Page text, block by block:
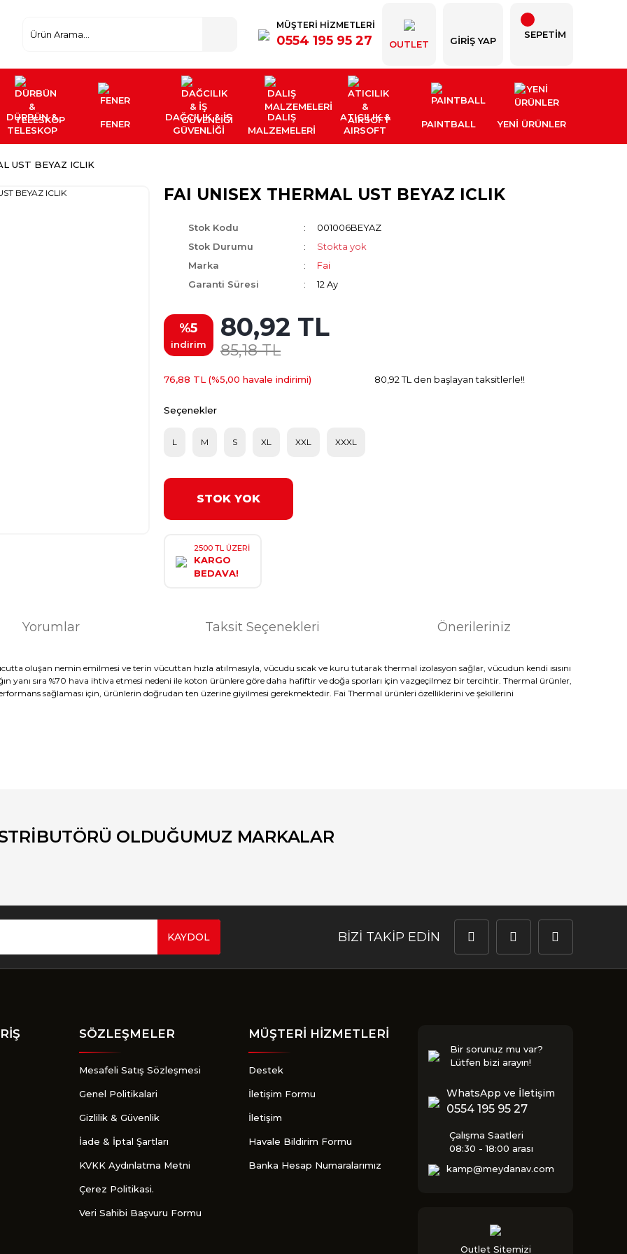
MÜŞTERİ HİZMETLERİ
0554 195 95 27 OUTLET GIRIŞ YAP
SEPETİM
DÜRBÜN &
TELESKOP
FENER
DAĞCILIK & İŞ
GÜVENLİĞİ
DALIŞ
MALZEMELERİ
ATICILIK &
AIRSOFT
PAINTBALL YENI ÜRÜNLER
UST BEYAZ ICLIK
FAI UNISEX THERMAL UST BEYAZ ICLIK
Stok Kodu
001006BEYAZ
Stok Durumu
Stokta yok
Marka
Fai
Garanti Süresi
12 Ay
%5
indirim
80,92 TL
85,18 TL
76,88 TL (%5,00 havale indirimi) 80,92 TL den başlayan taksitlerle!!
Seçenekler
L M S XL XXL XXXL
STOK YOK
2500 TL ÜZERİ
KARGO
BEDAVA!
Yorumlar Taksit Seçenekleri Önerileriniz
oluşan nemin emilmesi ve terin vücuttan hızla atılmasıyla, vücudu sıcak ve kuru tutarak thermal izolasyon sağlar, vücudun kendi ısısını
yanı sıra %70 hava ihtiva etmesi nedeni ile koton ürünlere göre daha hafiftir ve doğa sporları için vazgeçilmez bir tercihtir. Thermal ürünler,
sağlaması için, ürünlerin doğrudan ten üzerine giyilmesi gerekmektedir. Fai Thermal ürünleri özelliklerini ve şekillerini
Yorum Yaz
OLDUĞUMUZ MARKALAR
KAYDOL BİZİ TAKİP EDİN
SÖZLEŞMELER
Mesafeli Satış Sözleşmesi
Genel Politikalari
Gizlilik & Güvenlik
İade & İptal Şartları
KVKK Aydınlatma Metni
Çerez Politikasi.
Veri Sahibi Başvuru Formu
MÜŞTERİ HİZMETLERİ
Destek
İletişim Formu
İletişim
Havale Bildirim Formu
Banka Hesap Numaralarımız
Bir sorunuz mu var?
Lütfen bizi arayın!
WhatsApp ve İletişim
0554 195 95 27
Çalışma Saatleri
08:30 - 18:00 arası
kamp@meydanav.com
Outlet Sitemizi